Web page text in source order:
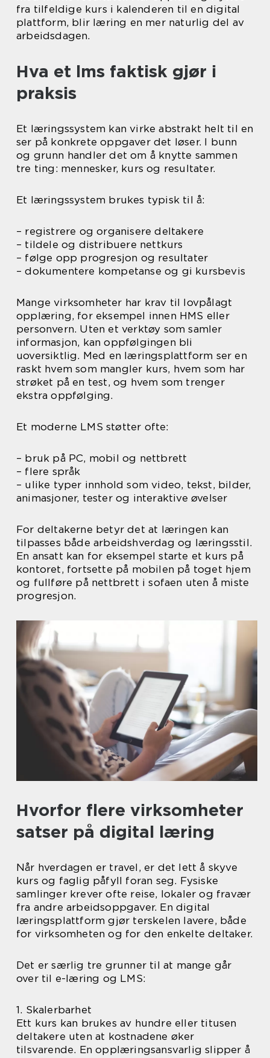
fra tilfeldige kurs i kalenderen til en digital
plattform, blir læring en mer naturlig del av
arbeidsdagen.
Hva et lms faktisk gjør i
praksis
Et læringssystem kan virke abstrakt helt til en
ser på konkrete oppgaver det løser. I bunn
og grunn handler det om å knytte sammen
tre ting: mennesker, kurs og resultater.
Et læringssystem brukes typisk til å:
– registrere og organisere deltakere
– tildele og distribuere nettkurs
– følge opp progresjon og resultater
– dokumentere kompetanse og gi kursbevis
Mange virksomheter har krav til lovpålagt
opplæring, for eksempel innen HMS eller
personvern. Uten et verktøy som samler
informasjon, kan oppfølgingen bli
uoversiktlig. Med en læringsplattform ser en
raskt hvem som mangler kurs, hvem som har
strøket på en test, og hvem som trenger
ekstra oppfølging.
Et moderne LMS støtter ofte:
– bruk på PC, mobil og nettbrett
– flere språk
– ulike typer innhold som video, tekst, bilder,
animasjoner, tester og interaktive øvelser
For deltakerne betyr det at læringen kan
tilpasses både arbeidshverdag og læringsstil.
En ansatt kan for eksempel starte et kurs på
kontoret, fortsette på mobilen på toget hjem
og fullføre på nettbrett i sofaen uten å miste
progresjon.
Hvorfor flere virksomheter
satser på digital læring
Når hverdagen er travel, er det lett å skyve
kurs og faglig påfyll foran seg. Fysiske
samlinger krever ofte reise, lokaler og fravær
fra andre arbeidsoppgaver. En digital
læringsplattform gjør terskelen lavere, både
for virksomheten og for den enkelte deltaker.
Det er særlig tre grunner til at mange går
over til e-læring og LMS:
1. Skalerbarhet
Ett kurs kan brukes av hundre eller titusen
deltakere uten at kostnadene øker
tilsvarende. En opplæringsansvarlig slipper å